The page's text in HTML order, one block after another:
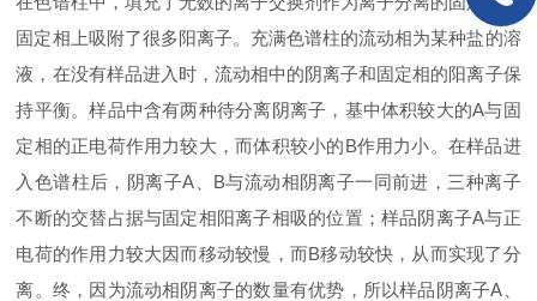
固定相上吸附了很多阳离子。充满色谱柱的流动相为某种盐的溶
液，在没有样品进入时，流动相中的阴离子和固定相的阳离子保
持平衡。样品中含有两种待分离阴离子，基中体积较大的A与固
定相的正电荷作用力较大，而体积较小的B作用力小。在样品进
入色谱柱后，阴离子A、B与流动相阴离子一同前进，三种离子
不断的交替占据与固定相阳离子相吸的位置；样品阴离子A与正
电荷的作用力较大因而移动较慢，而B移动较快，从而实现了分
离。终，因为流动相阴离子的数量有优势，所以样品阴离子A、